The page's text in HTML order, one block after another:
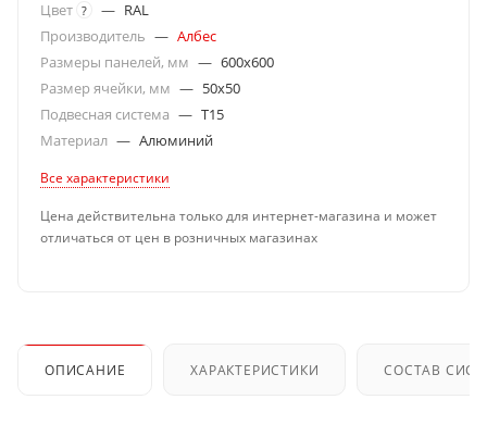
Цвет ? — RAL
Производитель — Албес
Размеры панелей, мм — 600x600
Размер ячейки, мм — 50x50
Подвесная система — T15
Материал — Алюминий
Все характеристики
Цена действительна только для интернет-магазина и может
отличаться от цен в розничных магазинах
ОПИСАНИЕ ХАРАКТЕРИСТИКИ СОСТАВ